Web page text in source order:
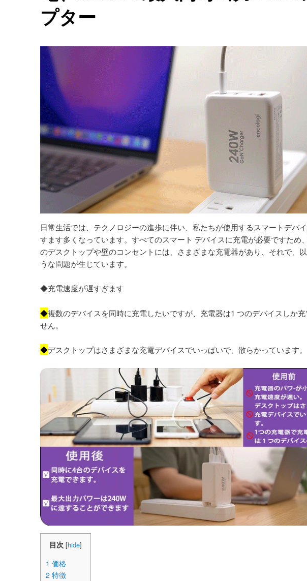
プター
日常生活では、テクノロジーの進歩に伴い、私たちが使用するスマートデバ
すます多くなっています。すべてのスマート デバイスに充電が必要ですため
のデスクトップや壁のコンセントには、さまざまな充電器があり、それで、
うな問題が生じています。
◆充電速度が遅すぎます
◆複数のデバイスを同時に充電したいですが、充電器は1 つのデバイスしか充
せん。
◆デスクトップはさまざまな充電デバイスでいっぱいで、散らかっています。
目次 [hide]
1 価格
2特徴